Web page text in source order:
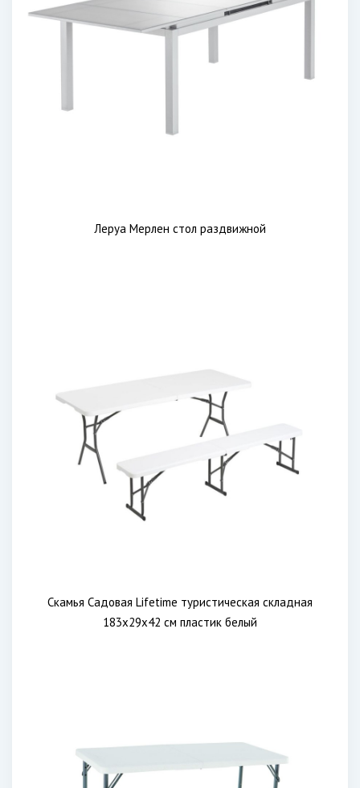
Леруа Мерлен стол раздвижной
Скамья Садовая Lifetime туристическая складная
183x29x42 см пластик белый